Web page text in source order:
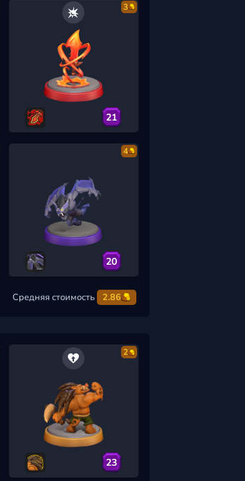
3
21
4
20
Средняя стоимость 2.86
2
23